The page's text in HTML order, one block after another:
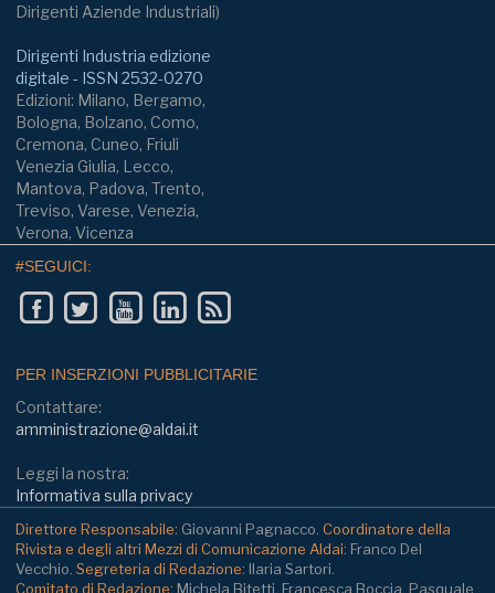
Dirigenti Aziende Industriali)
Dirigenti Industria edizione
digitale - ISSN 2532-0270
Edizioni: Milano, Bergamo,
Bologna, Bolzano, Como,
Cremona, Cuneo, Friuli
Venezia Giulia, Lecco,
Mantova, Padova, Trento,
Treviso, Varese, Venezia,
Verona, Vicenza
#SEGUICI:
PER INSERZIONI PUBBLICITARIE
Contattare:
amministrazione@aldai.it
Leggi la nostra:
Informativa sulla privacy
Direttore Responsabile: Giovanni Pagnacco. Coordinatore della
Rivista e degli altri Mezzi di Comunicazione Aldai: Franco Del
Vecchio. Segreteria di Redazione: Ilaria Sartori.
Comitato di Redazione: Michela Bitetti, Francesca Boccia, Pasquale